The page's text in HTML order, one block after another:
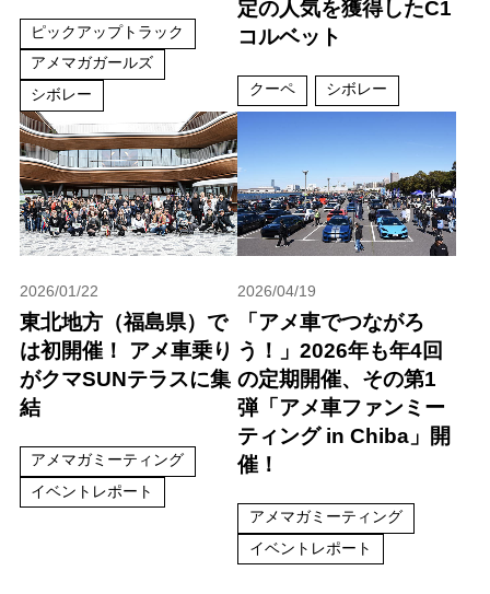
ピックアップトラック
アメマガガールズ
シボレー
定の人気を獲得したC1
コルベット
クーペ シボレー
2026/01/22
東北地方（福島県）で
は初開催！ アメ車乗り
がクマSUNテラスに集
結
アメマガミーティング
イベントレポート
2026/04/19
「アメ車でつながろ
う！」2026年も年4回
の定期開催、その第1
弾「アメ車ファンミー
ティング in Chiba」開
催！
アメマガミーティング
イベントレポート